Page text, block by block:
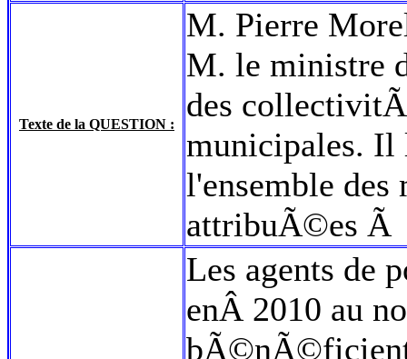
Texte de la QUESTION :
M. Pierre
M. le ministre
des
municipales. Il
l'ensemble des
attribuÃ©es Ã
Les agents de
enÂ 2010 au
bÃ©nÃ©ficient